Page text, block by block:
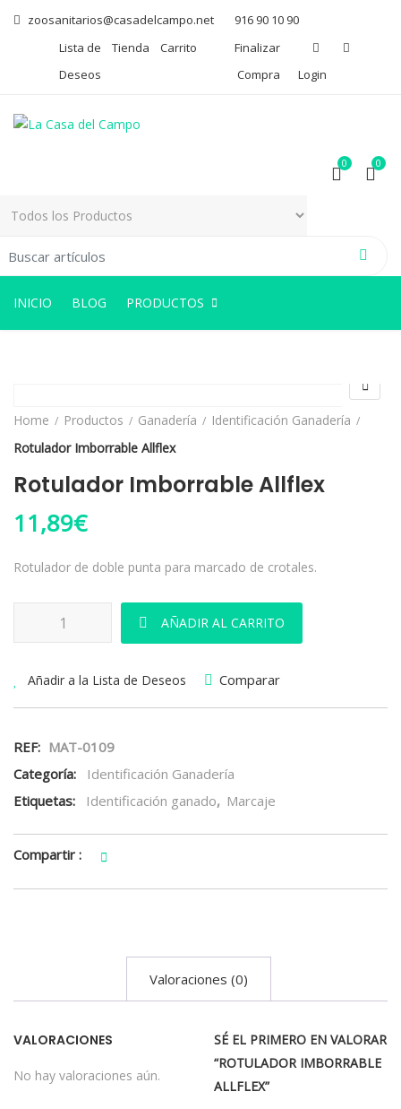
zoosanitarios@casadelcampo.net
916 90 10 90
Lista de
Deseos
Tienda Carrito
Finalizar
Compra
Login
0 0
INICIO BLOG PRODUCTOS
Home Productos Ganadería
Identificación Ganadería
Rotulador Imborrable Allflex
Rotulador Imborrable Allflex
11,89€
Rotulador de doble punta para marcado de crotales.
Rotulador Imborrable Allflex cantidad
AÑADIR AL CARRITO
Añadir a la Lista de Deseos Comparar
REF: MAT-0109
Categoría:
Identificación Ganadería
Etiquetas:
Identificación ganado, Marcaje
Compartir :
Valoraciones (0)
VALORACIONES
No hay valoraciones aún.
SÉ EL PRIMERO EN VALORAR
“ROTULADOR IMBORRABLE
ALLFLEX”